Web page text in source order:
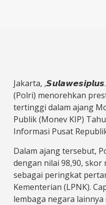
Jakarta,
(Polri) menorehkan
tertinggi dalam ajang
Publik (Monev KIP)
Informasi Pusat
Dalam ajang tersebut,
dengan nilai 98,90,
sebagai peringkat
Kementerian (LPNK).
lembaga negara